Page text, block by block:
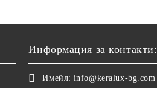
Информация за контакти:
Имейл: info@keralux-bg.com